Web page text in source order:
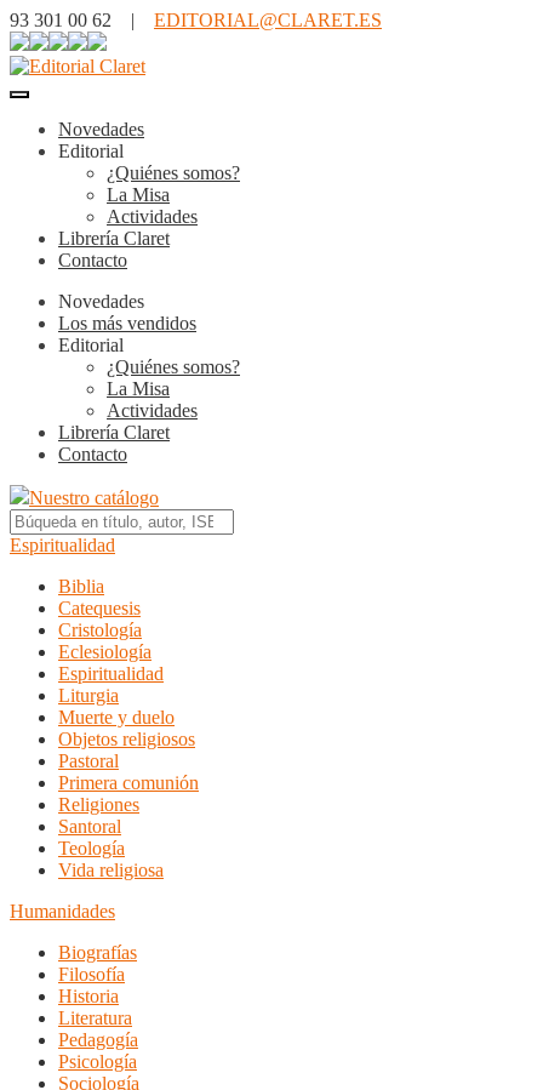
93 301 00 62 | EDITORIAL@CLARET.ES
Novedades
Editorial
¿Quiénes somos?
La Misa
Actividades
Librería Claret
Contacto
Novedades
Los más vendidos
Editorial
¿Quiénes somos?
La Misa
Actividades
Librería Claret
Contacto
Nuestro catálogo
Espiritualidad
Biblia
Catequesis
Cristología
Eclesiología
Espiritualidad
Liturgia
Muerte y duelo
Objetos religiosos
Pastoral
Primera comunión
Religiones
Santoral
Teología
Vida religiosa
Humanidades
Biografías
Filosofía
Historia
Literatura
Pedagogía
Psicología
Sociología